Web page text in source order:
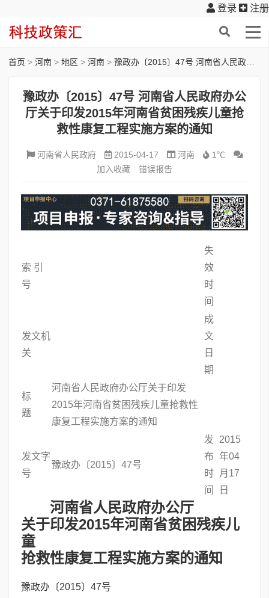
登录 注册
首页 > 河南 > 地区 > 河南 > 豫政办〔2015〕47号 河南省人民政府办公厅关于印发2015年河南省贫困残疾儿童抢救性康复工程实施方案的通知
豫政办〔2015〕47号 河南省人民政府办公
厅关于印发2015年河南省贫困残疾儿童抢
救性康复工程实施方案的通知
河南省人民政府 2015-04-17 河南
1℃
加入收藏
错误报告
索 引
号
失
效
时
间
发文机
关
成
文
日
期
标
题
河南省人民政府办公厅关于印发
2015年河南省贫困残疾儿童抢救性
康复工程实施方案的通知
发文字
号
豫政办〔2015〕47号
发
布
时
间
2015
年04
月17
日
河南省人民政府办公厅
关于印发2015年河南省贫困残疾儿
童
抢救性康复工程实施方案的通知
豫政办〔2015〕47号